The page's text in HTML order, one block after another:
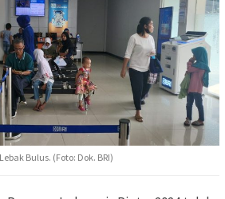
Bulus. (Foto: Dok. BRI)